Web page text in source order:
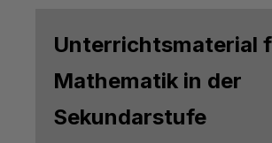
Unterrichtsmaterial
Mathematik in der
Sekundarstufe